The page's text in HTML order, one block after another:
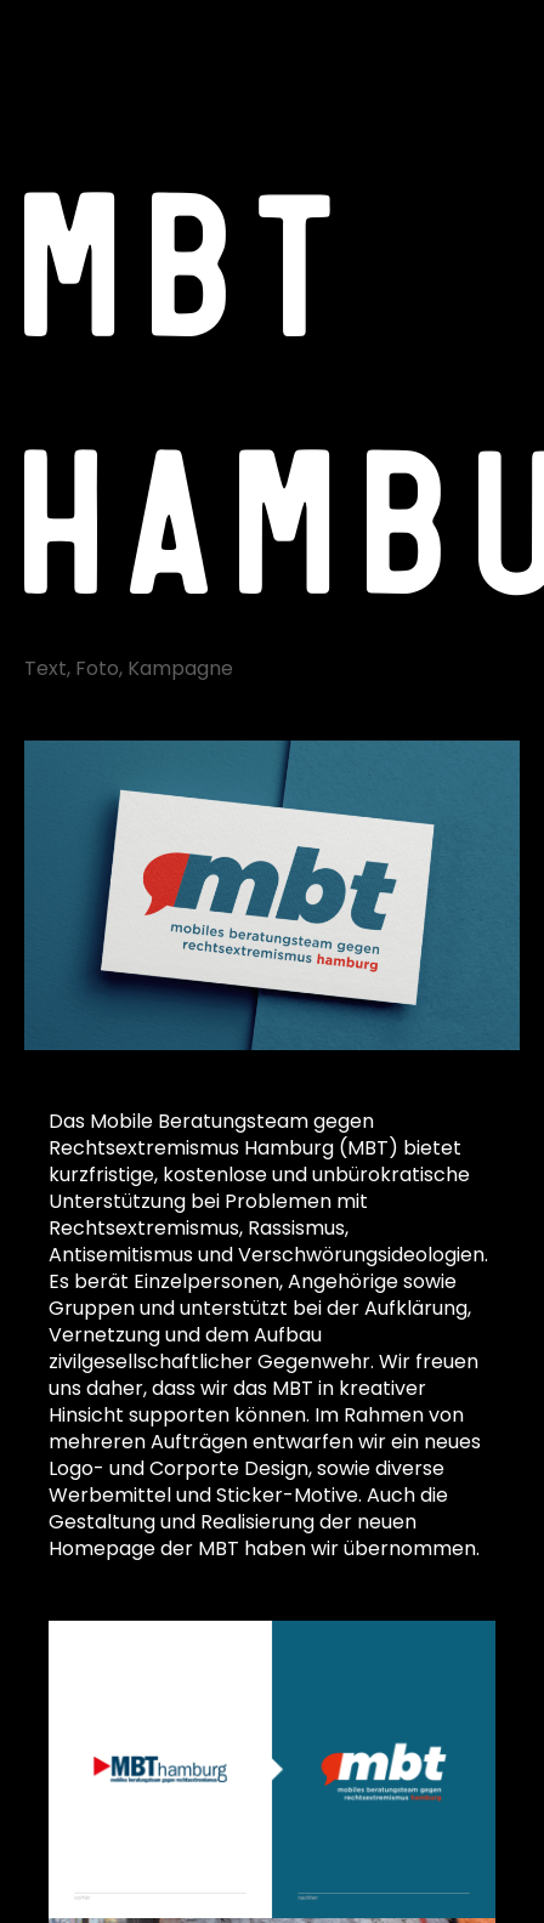
MBT
Text Foto Kampagne
Das Mobile Beratungsteam gegen
Rechtsextremismus Hamburg (MBT) bietet
kurzfristige, kostenlose und unbürokratische
Unterstützung bei Problemen mit
Rechtsextremismus, Rassismus,
Antisemitismus und Verschwörungsideologien.
Es berät Einzelpersonen, Angehörige sowie
Gruppen und unterstützt bei der Aufklärung,
Vernetzung und dem Aufbau
zivilgesellschaftlicher Gegenwehr. Wir freuen
uns daher, dass wir das MBT in kreativer
Hinsicht supporten können. Im Rahmen von
mehreren Aufträgen entwarfen wir ein neues
Logo- und Corporte Design, sowie diverse
Werbemittel und Sticker-Motive. Auch die
Gestaltung und Realisierung der neuen
Homepage der MBT haben wir übernommen.